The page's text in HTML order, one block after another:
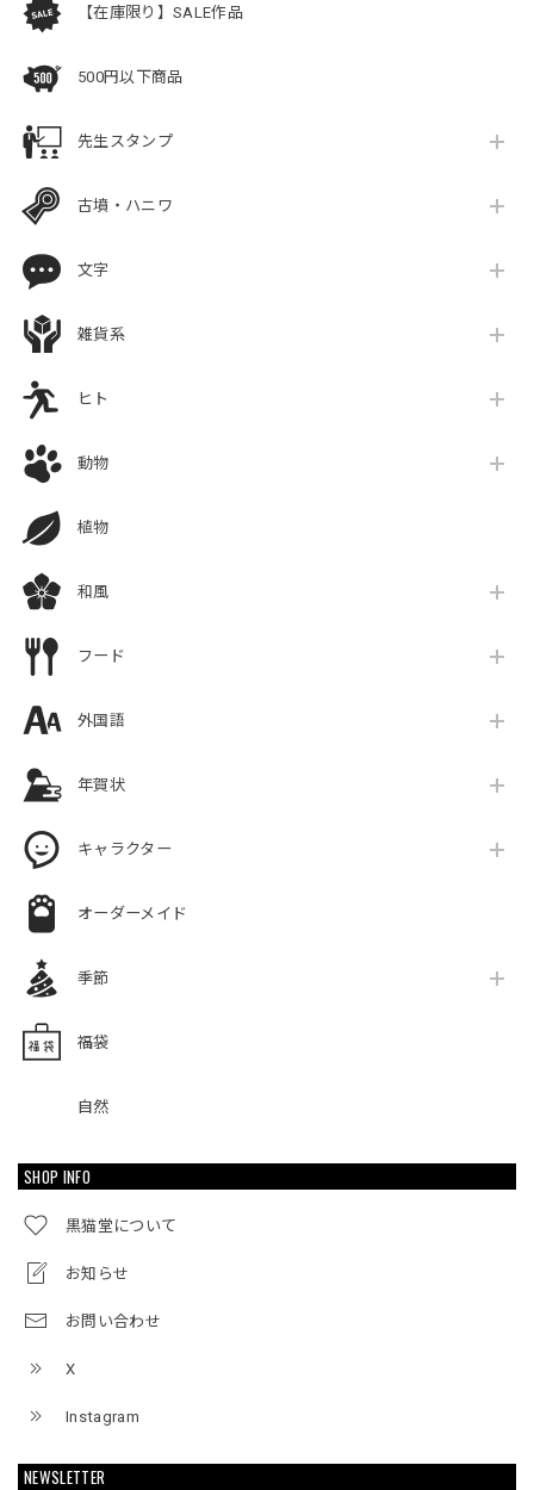
【在庫限り】SALE作品
500円以下商品
先生スタンプ
古墳・ハニワ
文字
雑貨系
ヒト
動物
植物
和風
フード
外国語
年賀状
キャラクター
オーダーメイド
季節
福袋
自然
SHOP INFO
黒猫堂について
お知らせ
お問い合わせ
X
Instagram
NEWSLETTER